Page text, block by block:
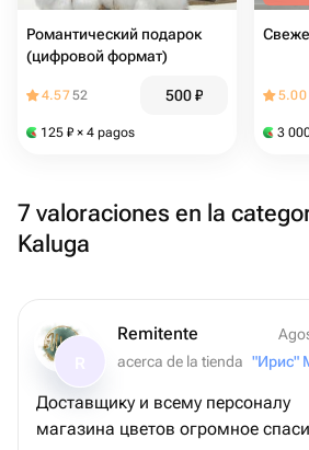
Романтический подарок
(цифровой формат)
4.5752 500₽
125 ₽ × 4 pagos
5.00
3
7 valoraciones en la
Kaluga
Remitente
acerca de la tienda
Доставщику и всему персоналу
магазина цветов огромное